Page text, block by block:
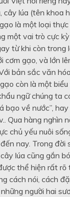
cây lúa (tên khoa
là một loại
một vai trò cực
từ khi còn trong
cơm gạo, và lớn
bản sắc văn
còn là một
ngữ chúng ta
bạo về nước”,
Qua hàng nghìn
chủ yếu nuôi
nay. Trong đời
lúa cũng gắn
thể hiện rất rõ
cách nói, cách
người hai